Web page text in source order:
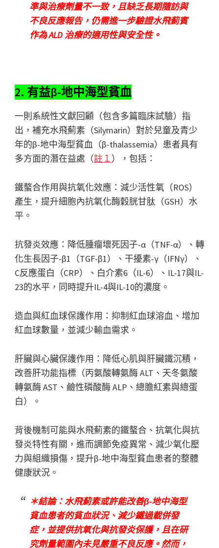
準與治療劑量不一致，且缺乏長期隨訪與
不良反應報告，仍需進一步驗證水飛薊賓
作為 ALD 治療的適用性與安全性。
2. 有益β-地中海型貧血
一則系統性文獻回顧（包含多篇臨床試驗）指
出，補充水飛薊素（Silymarin）對於兒童及青少
年的β-地中海型貧血（β-thalassemia）患者具有
多方面的潛在益處（註１ ），包括：
鐵螯合作用與抗氧化效應：減少活性氧（ROS）
產生，提升細胞內抗氧化酶穀胱甘肽（GSH）水
平。
抗發炎效應：降低腫瘤壞死因子-α（TNF-α）、轉
化生長因子-β1（TGF-β1）、干擾素-γ（IFNγ）、
C反應蛋白（CRP）、白介素6（IL-6）、IL-17與IL-
23的水平，同時提升IL-4與IL-10的濃度。
造血與紅血球保護作用：抑制紅血球溶血、增加
紅血球數量，並減少輸血需求。
肝臟與心臟保護作用：降低心肌與肝臟鐵沉積，
改善肝功能指標（丙氨酸轉氨酶 ALT、天冬氨酸
轉氨酶 AST、鹼性磷酸酶 ALP、總膽紅素與總蛋
白）。
背後機制可能與水飛薊素的鐵螯合、抗氧化與抗
發炎特性有關，進而調節免疫異常、減少氧化壓
力與組織損傷，提升β-地中海型貧血患者的整體
健康狀況。
＊結論：水飛薊素或許能改善β-地中海型
貧血患者的貧血狀況、減少鐵過載併發
症，並提供抗氧化與抗發炎保護，且在研
究劑量範圍內未見嚴重不良反應。然而，